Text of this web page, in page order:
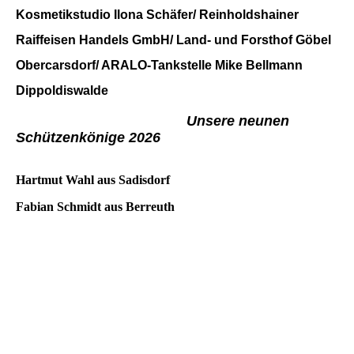
Kosmetikstudio Ilona Schäfer/ Reinholdshainer
Raiffeisen Handels GmbH/ Land- und Forsthof Göbel
Obercarsdorf/ ARALO-Tankstelle Mike Bellmann
Dippoldiswalde
Unsere neunen
Schützenkönige 2026
Hartmut Wahl aus Sadisdorf
Fabian Schmidt aus Berreuth